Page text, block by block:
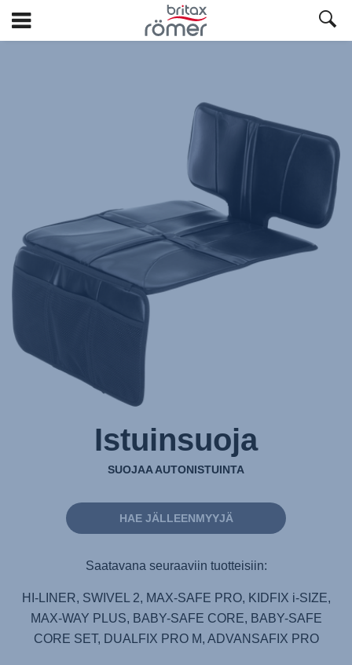
Siirry
Istuinsuoja
SUOJAA AUTONISTUINTA
HAE JÄLLEENMYYJÄ
Saatavana seuraaviin tuotteisiin:
HI-LINER, SWIVEL 2, MAX-SAFE PRO, KIDFIX i-SIZE,
MAX-WAY PLUS, BABY-SAFE CORE, BABY-SAFE
CORE SET, DUALFIX PRO M, ADVANSAFIX PRO